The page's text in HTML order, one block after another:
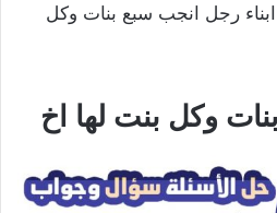
رجل انجب سبع بنات وكل
وكل بنت لها اخ